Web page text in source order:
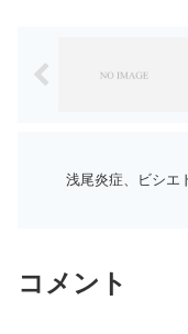
浅尾炎症、ビシエ
コメント